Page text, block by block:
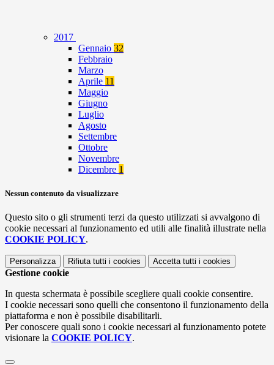
2017
Gennaio 32
Febbraio
Marzo
Aprile 11
Maggio
Giugno
Luglio
Agosto
Settembre
Ottobre
Novembre
Dicembre 1
Nessun contenuto da visualizzare
Questo sito o gli strumenti terzi da questo utilizzati si avvalgono di
cookie necessari al funzionamento ed utili alle finalità illustrate nella
COOKIE POLICY.
Personalizza Rifiuta tutti i cookies Accetta tutti i cookies
Gestione cookie
In questa schermata è possibile scegliere quali cookie consentire.
I cookie necessari sono quelli che consentono il funzionamento della
piattaforma e non è possibile disabilitarli.
Per conoscere quali sono i cookie necessari al funzionamento potete
visionare la COOKIE POLICY.